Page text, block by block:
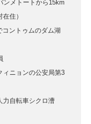
ンメトートから15km
住）
コントゥムのダム湖
ィニョンの公安局第3
力自転車シクロ漕